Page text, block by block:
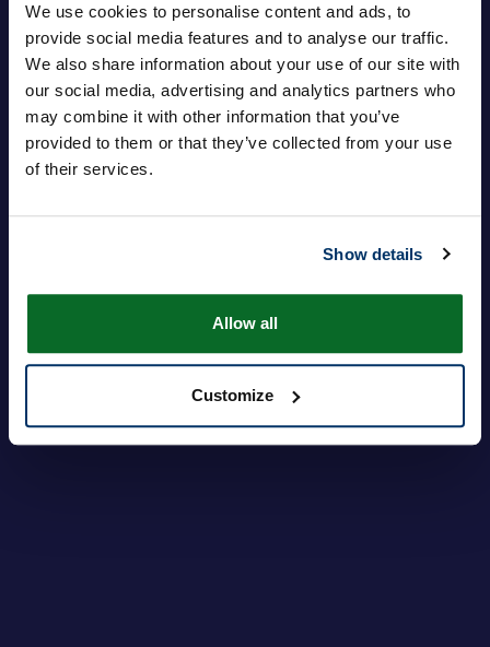
We use cookies to personalise content and ads, to
provide social media features and to analyse our traffic.
We also share information about your use of our site with
our social media, advertising and analytics partners who
may combine it with other information that you’ve
provided to them or that they’ve collected from your use
of their services.
Show details
Allow all
Customize
Adgangskode
Har du glemt din adgangskode?